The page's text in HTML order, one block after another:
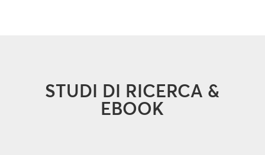
STUDI DI RICERCA &
EBOOK